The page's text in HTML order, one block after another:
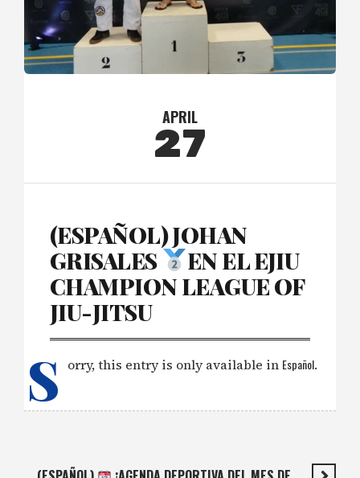
APRIL
27
(ESPAÑOL) JOHAN
GRISALES
EN EL EJIU
CHAMPION LEAGUE OF
JIU-JITSU
S orry, this entry is only available in Español.